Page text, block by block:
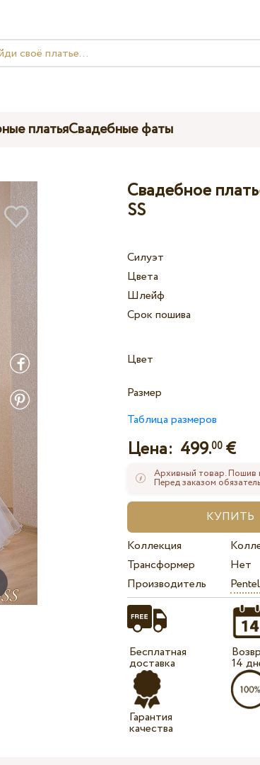
платьяСвадебные фаты
Свадебное
SS
Силуэт
Цвета
Шлейф
Срок пошива
Цвет
Размер
Таблица размеров
Цена: 499.00 €
Архивный товар. Пошив
Перед заказом
Коллекция
Трансформер
Нет
Производитель
Бесплатная
доставка
Гарантия
качества
14